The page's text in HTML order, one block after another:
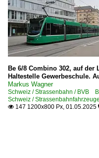
Be 6/8 Combino 302, auf der
Haltestelle Gewerbeschule.
Markus Wagner
Schweiz / Strassenbahn / BVB
Schweiz /
 147 1200x800 Px, 01.05.2025